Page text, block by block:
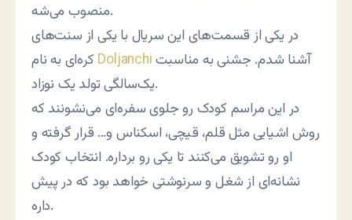
منصوب می‌شه.
در یکی از قسمت‌های این سریال با یکی از سنت‌های
کره‌ای به نامDoljanchiآشنا شدم. جشنی به مناسبت
یک‌سالگی تولد یک نوزاد.
در این مراسم کودک رو جلوی سفره‌ای می‌نشونند که
روش اشیایی مثل قلم، قیچی، اسکناس و… قرار گرفته و
او رو تشویق می‌کنند تا یکی رو برداره. انتخاب کودک
نشانه‌ای از شغل و سرنوشتی خواهد بود که در پیش
داره.